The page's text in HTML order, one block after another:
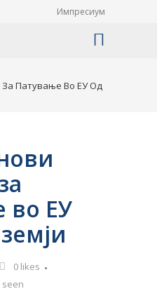
Импресиум
Патување Во ЕУ Од
во ЕУ
0 likes
seen